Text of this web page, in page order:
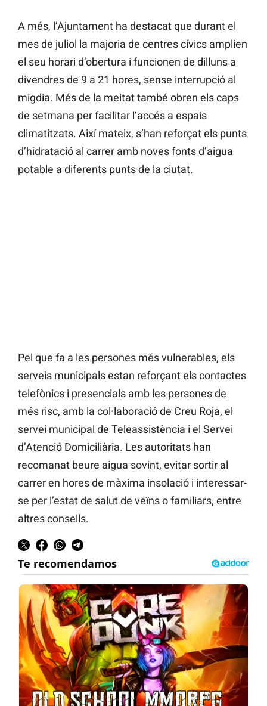
A més, l’Ajuntament ha destacat que durant el
mes de juliol la majoria de centres cívics amplien
el seu horari d’obertura i funcionen de dilluns a
divendres de 9 a 21 hores, sense interrupció al
migdia. Més de la meitat també obren els caps
de setmana per facilitar l’accés a espais
climatitzats. Així mateix, s’han reforçat els punts
d’hidratació al carrer amb noves fonts d’aigua
potable a diferents punts de la ciutat.
Pel que fa a les persones més vulnerables, els
serveis municipals estan reforçant els contactes
telefònics i presencials amb les persones de
més risc, amb la col·laboració de Creu Roja, el
servei municipal de Teleassistència i el Servei
d’Atenció Domiciliària. Les autoritats han
recomanat beure aigua sovint, evitar sortir al
carrer en hores de màxima insolació i interessar-
se per l’estat de salut de veïns o familiars, entre
altres consells.